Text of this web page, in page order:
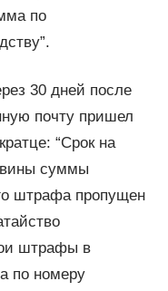
по
30 дней после
почту пришел
“Срок на
суммы
штрафа пропущен
штрафы в
по номеру